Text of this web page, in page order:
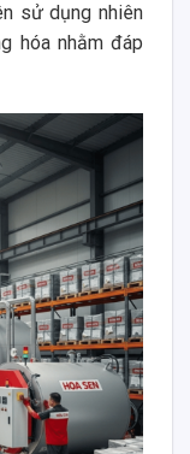
sử dụng nhiên
hóa nhằm đáp